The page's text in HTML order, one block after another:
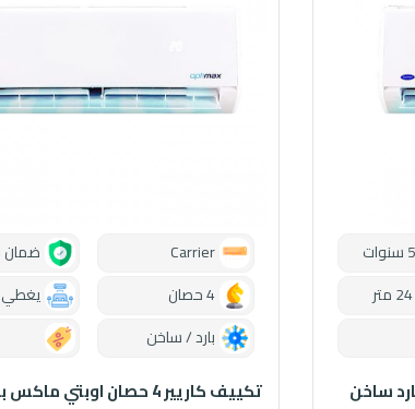
بارد / ساخن
ضمان 5 سنوات
يغطي 40 متر
تكييف كاريير 4 حصان اوبتي ماكس بارد ساخن